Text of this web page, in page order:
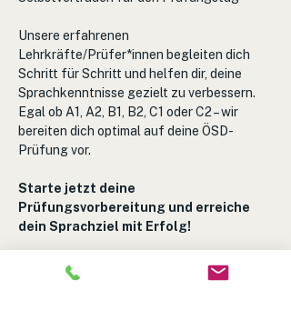
Unsere erfahrenen
Lehrkräfte/Prüfer*innen begleiten dich
Schritt für Schritt und helfen dir, deine
Sprachkenntnisse gezielt zu verbessern.
Egal ob A1, A2, B1, B2, C1 oder C2 – wir
bereiten dich optimal auf deine ÖSD-
Prüfung vor.
Starte jetzt deine
Prüfungsvorbereitung und erreiche
dein Sprachziel mit Erfolg!